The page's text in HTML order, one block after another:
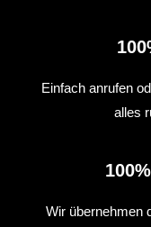
Einfach anrufen
alles
Wir übernehmen